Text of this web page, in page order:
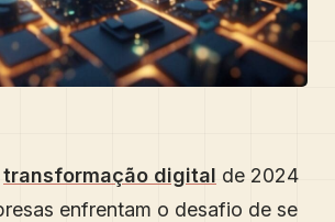
transformação digital de 2024
enfrentam o desafio de se